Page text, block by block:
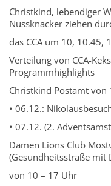
Christkind, lebendiger
Nussknacker ziehen
das CCA um 10, 10.45,
Verteilung von CCA-
Programmhighlights
Christkind Postamt von
• 06.12.:
• 07.12. (2.
Damen Lions Club
(Gesundheitsstraße mit
von 10 – 17 Uhr